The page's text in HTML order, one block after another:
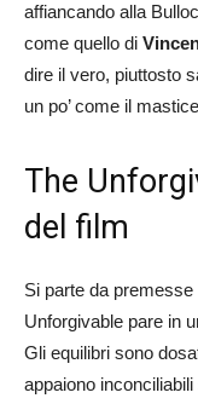
affiancando alla
come quello di
dire il vero, piuttosto
un po’ come il
The
del film
Si parte da
Unforgivable pare in
Gli equilibri sono
appaiono